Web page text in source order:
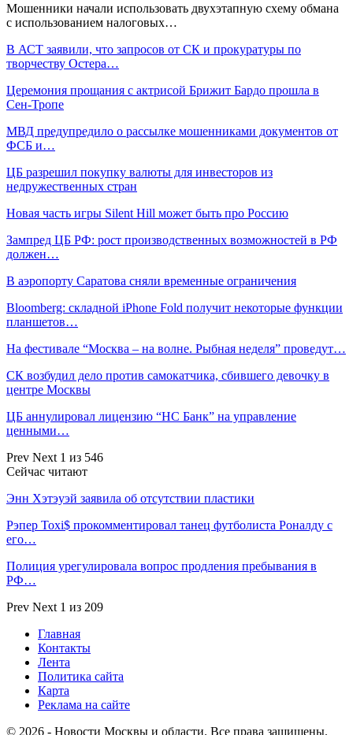
Мошенники начали использовать двухэтапную схему обмана
с использованием налоговых…
В АСТ заявили, что запросов от СК и прокуратуры по
творчеству Остера…
Церемония прощания с актрисой Брижит Бардо прошла в
Сен-Тропе
МВД предупредило о рассылке мошенниками документов от
ФСБ и…
ЦБ разрешил покупку валюты для инвесторов из
недружественных стран
Новая часть игры Silent Hill может быть про Россию
Зампред ЦБ РФ: рост производственных возможностей в РФ
должен…
В аэропорту Саратова сняли временные ограничения
Bloomberg: складной iPhone Fold получит некоторые функции
планшетов…
На фестивале “Москва – на волне. Рыбная неделя” проведут…
СК возбудил дело против самокатчика, сбившего девочку в
центре Москвы
ЦБ аннулировал лицензию “НС Банк” на управление
ценными…
Prev Next 1 из 546
Сейчас читают
Энн Хэтэуэй заявила об отсутствии пластики
Рэпер Toxi$ прокомментировал танец футболиста Роналду с
его…
Полиция урегулировала вопрос продления пребывания в
РФ…
Prev Next 1 из 209
Главная
Контакты
Лента
Политика сайта
Карта
Реклама на сайте
© 2026 - Новости Москвы и области. Все права защищены.